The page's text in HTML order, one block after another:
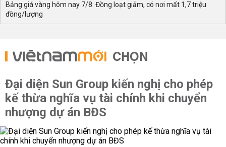
Bảng giá vàng hôm nay 7/8: Đồng loạt giảm, có nơi mất 1,7 triệu
đồng/lượng
CHỌN
Đại diện Sun Group kiến nghị cho phép
kế thừa nghĩa vụ tài chính khi chuyển
nhượng dự án BĐS